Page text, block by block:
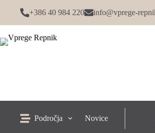
+386 40 984 220 info@vprege-
Področja Novice